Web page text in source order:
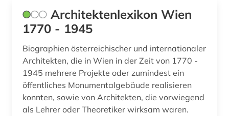
kritische ausgabe (1)
kultur (2)
kulturfunktionär (1)
kulturgeschichte (1)
Architektenlexikon Wien
1770 - 1945
Biographien österreichischer und internationaler
Architekten, die in Wien in der Zeit von 1770 -
1945 mehrere Projekte oder zumindest ein
öffentliches Monumentalgebäude realisieren
konnten, sowie von Architekten, die vorwiegend
als Lehrer oder Theoretiker wirksam waren.